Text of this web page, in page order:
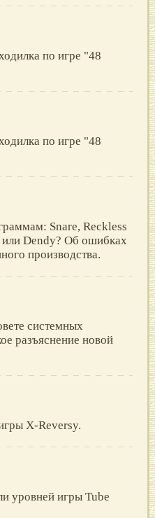
по игре "48
по игре "48
Snare, Reckless
Dendy? Об ошибках
производства.
системных
разъяснение новой
X-Reversy.
уровней игры Tube